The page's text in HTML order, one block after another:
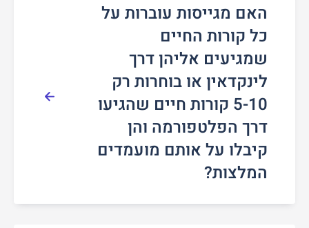
האם מגייסות עוברות על
כל קורות החיים
שמגיעים אליהן דרך
לינקדאין או בוחרות רק
5-10 קורות חיים שהגיעו
דרך הפלטפורמה והן
קיבלו על אותם מועמדים
המלצות?